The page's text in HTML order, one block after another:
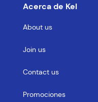
Acerca de Kel
About us
Join us
Contact us
Promociones